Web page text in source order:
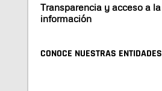
Transparencia y acceso a la
información
CONOCE NUESTRAS ENTIDADES